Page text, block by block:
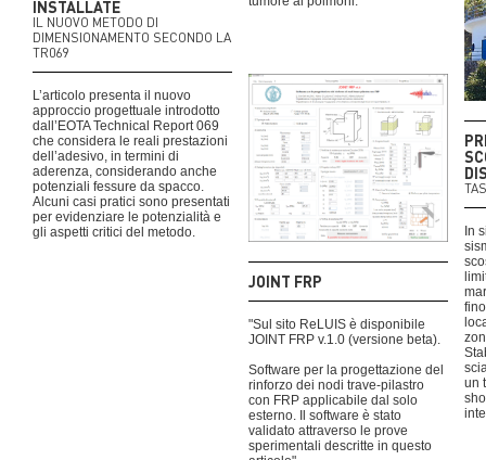
INSTALLATE
IL NUOVO METODO DI
DIMENSIONAMENTO SECONDO LA
TR069
L’articolo presenta il nuovo
approccio progettuale introdotto
dall’EOTA Technical Report 069
che considera le reali prestazioni
dell’adesivo, in termini di
aderenza, considerando anche
potenziali fessure da spacco.
Alcuni casi pratici sono presentati
per evidenziare le potenzialità e
gli aspetti critici del metodo.
In
un
JOINT FRP
"Sul sito ReLUIS è disponibile
JOINT FRP v.1.0 (versione beta).
Software per la progettazione del
rinforzo dei nodi trave-pilastro
con FRP applicabile dal solo
esterno. Il software è stato
validato attraverso le prove
sperimentali descritte in questo